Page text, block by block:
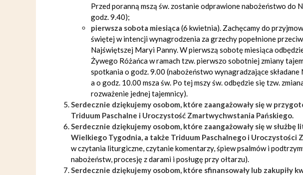
Przed poranną mszą św. zostanie odprawione nabożeństwo do
godz. 9.40);
pierwsza sobota miesiąca (6 kwietnia). Zachęcamy do
świętej w intencji wynagrodzenia za grzechy popełnione
Najświętszej Maryi Panny. W pierwszą sobotę miesiąca
Żywego Różańca w ramach tzw. pierwszo sobotniej zmiany
spotkania o godz. 9.00 (nabożeństwo wynagradzające składane
a o godz. 10.00 msza św. Po tej mszy św. odbędzie się tzw.
rozważenie jednej tajemnicy).
Serdecznie dziękujemy osobom, które zaangażowały się w
Triduum Paschalne i Uroczystość Zmartwychwstania Pańskiego.
Serdecznie dziękujemy osobom, które zaangażowały się w
Wielkiego Tygodnia, a także Triduum Paschalnego i Uroczystości
w czytania liturgiczne, czytanie komentarzy, śpiew psalmów i
nabożeństw, procesję z darami i posługę przy ołtarzu).
Serdecznie dziękujemy osobom, które sfinansowały lub zakupiły